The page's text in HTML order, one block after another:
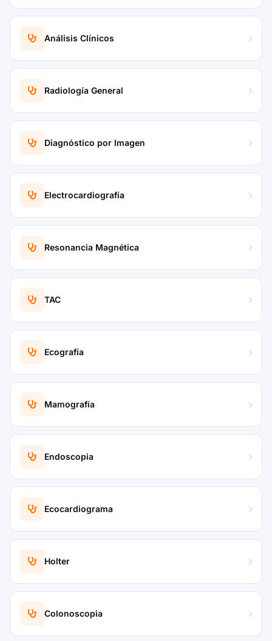
Análisis Clínicos
Radiología General
Diagnóstico por Imagen
Electrocardiografía
Resonancia Magnética
TAC
Ecografía
Mamografía
Endoscopia
Ecocardiograma
Holter
Colonoscopia